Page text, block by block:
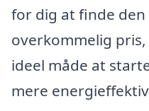
for dig at finde
overkommelig
ideel måde at
mere